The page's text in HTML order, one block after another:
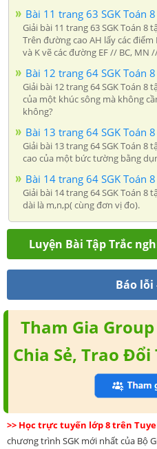
Bài 11 trang 63 SGK Toán
Giải bài 11 trang 63 SGK Toán 8
Trên đường cao AH lấy các điểm
và K vẽ các đường EF // BC, MN
Bài 12 trang 64 SGK Toán
Giải bài 12 trang 64 SGK Toán 8
của một khúc sông mà không
không?
Bài 13 trang 64 SGK Toán
Giải bài 13 trang 64 SGK Toán 8
cao của một bức tường bằng
Bài 14 trang 64 SGK Toán
Giải bài 14 trang 64 SGK Toán 8
dài là m,n,p( cùng đơn vị đo).
Luyện Bài Tập Trắc
Báo lỗi
Tham Gia
Chia Sẻ, Trao
>> Học trực tuyến lớp 8 trên
chương trình SGK mới nhất của Bộ